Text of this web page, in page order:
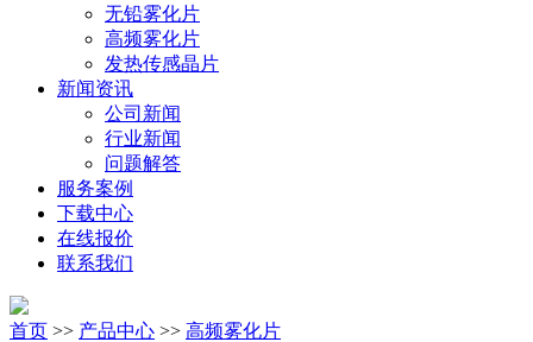
无铅雾化片
高频雾化片
发热传感晶片
新闻资讯
公司新闻
行业新闻
问题解答
服务案例
下载中心
在线报价
联系我们
首页 >> 产品中心 >> 高频雾化片